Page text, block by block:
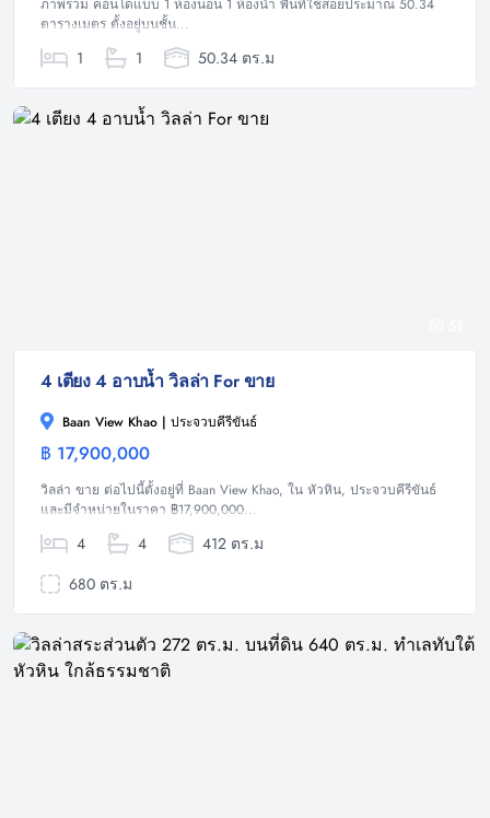
ภาพรวม คอนโดแบบ 1 ห้องนอน 1 ห้องน้ำ พื้นที่ใช้สอยประมาณ 50.34
ตารางเมตร ตั้งอยู่บนชั้น...
1 1 50.34 ตร.ม
4 เตียง 4 อาบน้ำ วิลล่า For ขาย
Baan View Khao | ประจวบคีรีขันธ์
฿ 17,900,000
วิลล่า ขาย ต่อไปนี้ตั้งอยู่ที่ Baan View Khao, ใน หัวหิน, ประจวบคีรีขันธ์
และมีจำหน่ายในราคา ฿17,900,000...
4 4
412 ตร.ม
680 ตร.ม